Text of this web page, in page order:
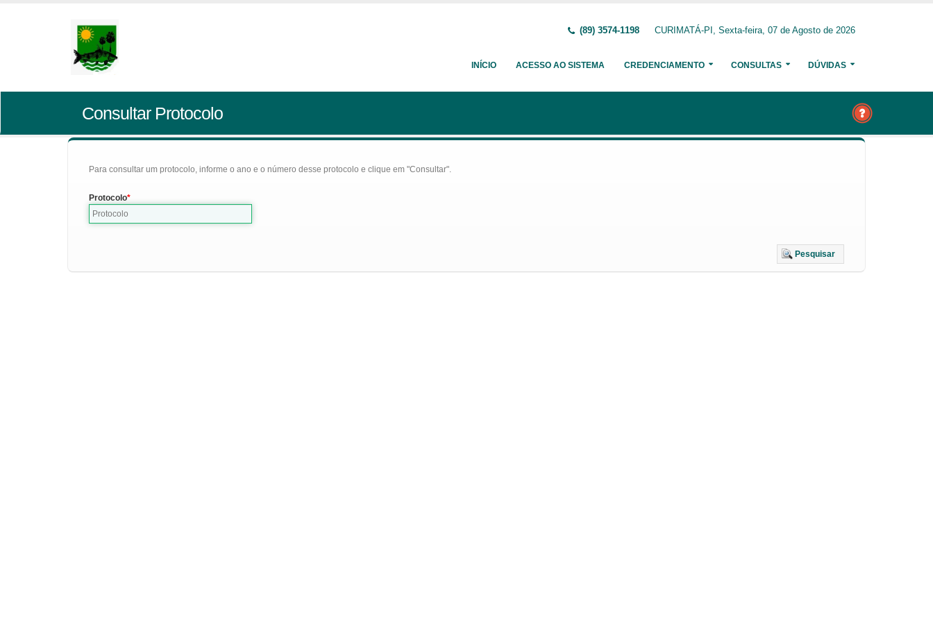
(89) 3574-1198 CURIMATÁ-PI, Sexta-feira, 07 de Agosto de 2026
INÍCIO ACESSO AO SISTEMA CREDENCIAMENTO CONSULTAS DÚVIDAS
Consultar Protocolo
Para consultar um protocolo, informe o ano e o número desse protocolo e clique em "Consultar".
Protocolo
Pesquisar